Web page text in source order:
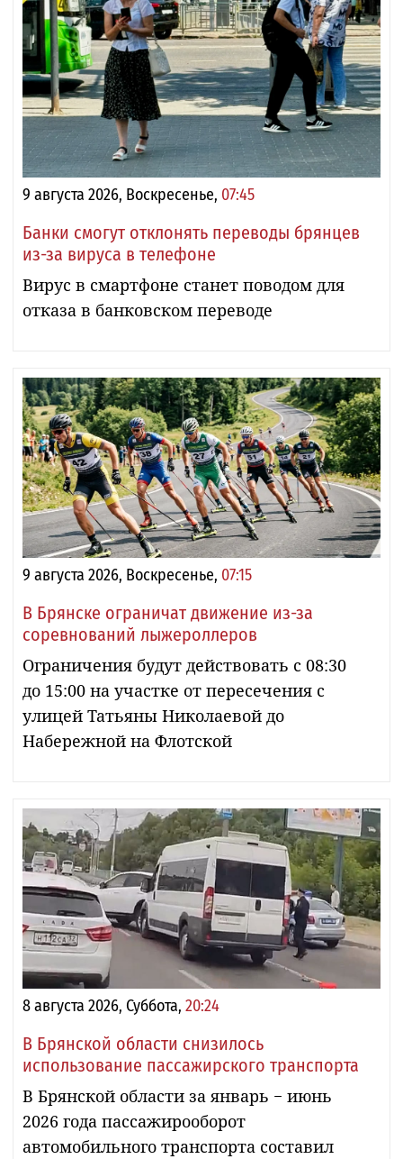
9 августа 2026, Воскресенье, 07:45
Банки смогут отклонять переводы брянцев
из-за вируса в телефоне
Вирус в смартфоне станет поводом для
отказа в банковском переводе
9 августа 2026, Воскресенье, 07:15
В Брянске ограничат движение из-за
соревнований лыжероллеров
Ограничения будут действовать с 08:30
до 15:00 на участке от пересечения с
улицей Татьяны Николаевой до
Набережной на Флотской
8 августа 2026, Суббота, 20:24
В Брянской области снизилось
использование пассажирского транспорта
В Брянской области за январь − июнь
2026 года пассажирооборот
автомобильного транспорта составил